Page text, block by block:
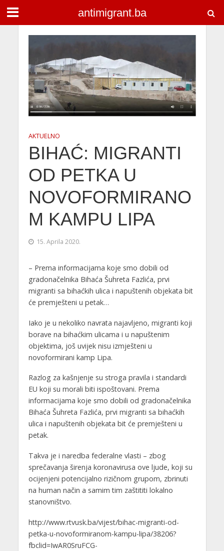
antimigrant.ba
AKTUELNO
BIHAĆ: MIGRANTI
OD PETKA U
NOVOFORMIRANO
M KAMPU LIPA
15. Aprila 2020.
– Prema informacijama koje smo dobili od
gradonačelnika Bihaća Šuhreta Fazlića, prvi
migranti sa bihaćkih ulica i napuštenih objekata bit
će premješteni u petak…
Iako je u nekoliko navrata najavljeno, migranti koji
borave na bihaćkim ulicama i u napuštenim
objektima, još uvijek nisu izmješteni u
novoformirani kamp Lipa.
Razlog za kašnjenje su stroga pravila i standardi
EU koji su morali biti ispoštovani. Prema
informacijama koje smo dobili od gradonačelnika
Bihaća Šuhreta Fazlića, prvi migranti sa bihaćkih
ulica i napuštenih objekata bit će premješteni u
petak.
Takva je i naredba federalne vlasti – zbog
sprečavanja širenja koronavirusa ove ljude, koji su
ocijenjeni potencijalno rizičnom grupom, zbrinuti
na human način a samim tim zaštititi lokalno
stanovništvo.
http://www.rtvusk.ba/vijest/bihac-migranti-od-
petka-u-novoformiranom-kampu-lipa/38206?
fbclid=IwAR0SruFCG-